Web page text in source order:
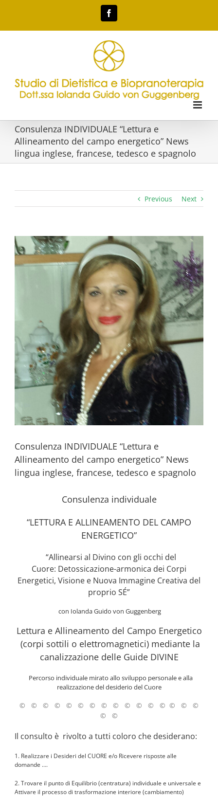
Consulenza INDIVIDUALE “Lettura e
Allineamento del campo energetico” News
lingua inglese, francese, tedesco e spagnolo
Previous Next
View
Larger
Image
Consulenza INDIVIDUALE “Lettura e
Allineamento del campo energetico” News
lingua inglese, francese, tedesco e spagnolo
Consulenza individuale
“LETTURA E ALLINEAMENTO DEL CAMPO
ENERGETICO”
“Allinearsi al Divino con gli occhi del
Cuore: Detossicazione-armonica dei Corpi
Energetici, Visione e Nuova Immagine Creativa del
proprio SÉ”
con Iolanda Guido von Guggenberg
Lettura e Allineamento del Campo Energetico
(corpi sottili o elettromagnetici) mediante la
canalizzazione delle Guide DIVINE
Percorso individuale mirato allo sviluppo personale e alla
realizzazione del desiderio del Cuore
© © © © © © © © © © © © © © © ©
© ©
Il consulto è rivolto a tutti coloro che desiderano:
1. Realizzare i Desideri del CUORE e/o Ricevere risposte alle
domande ….
2. Trovare il punto di Equilibrio (centratura) individuale e universale e
Attivare il processo di trasformazione interiore (cambiamento)